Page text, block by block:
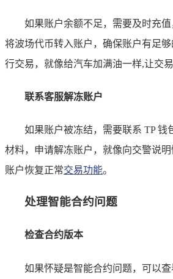
如果账户余额不足，需要及时充
将波场代币转入账户，确保账户有足
行交易，就像给汽车加满油一样,让交
联系客服解冻账户
如果账户被冻结，需要联系 TP 钱
材料，申请解冻账户，就像向交警说
账户恢复正常交易功能。
处理智能合约问题
检查合约版本
如果怀疑是智能合约问题，可以